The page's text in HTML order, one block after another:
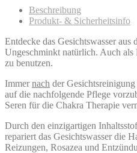
Beschreibung
Produkt- & Sicherheitsinfo
Entdecke das Gesichtswasser
Ungeschminkt natürlich. Auch als
zu benutzen.
Immernach der
auf die nachfolgende Pflege
Seren für die Chakra Therapie
Durch den einzigartigen
repariert das Gesichtswasser die
Reizungen, Rosazea und